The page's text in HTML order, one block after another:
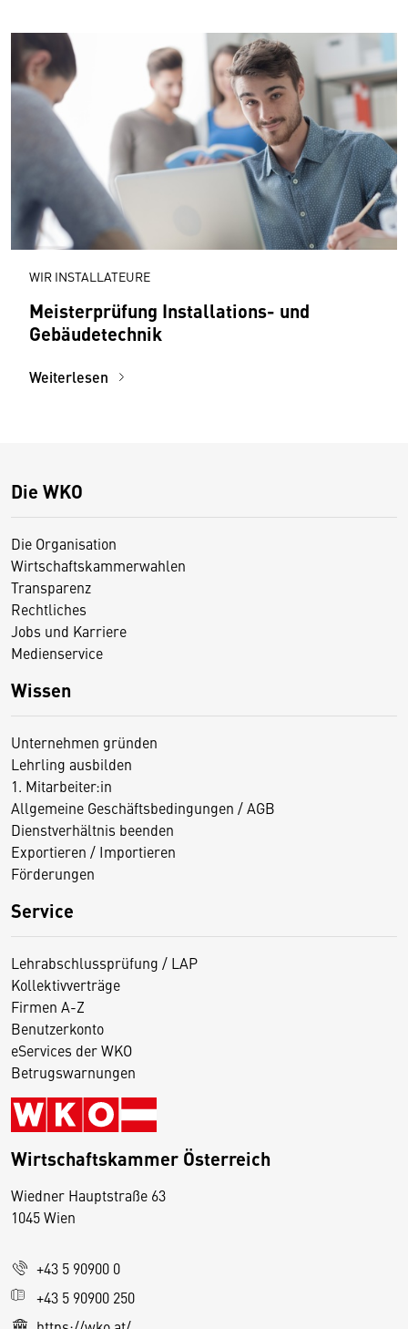
WIR INSTALLATEURE
Meisterprüfung Installations- und
Gebäudetechnik
Weiterlesen
Die WKO
Die Organisation
Wirtschaftskammerwahlen
Transparenz
Rechtliches
Jobs und Karriere
Medienservice
Wissen
Unternehmen gründen
Lehrling ausbilden
1. Mitarbeiter:in
Allgemeine Geschäftsbedingungen / AGB
Dienstverhältnis beenden
Exportieren / Importieren
Förderungen
Service
Lehrabschlussprüfung / LAP
Kollektivverträge
Firmen A-Z
Benutzerkonto
eServices der WKO
Betrugswarnungen
Wirtschaftskammer Österreich
Wiedner Hauptstraße 63
1045 Wien
+43 5 90900 0
+43 5 90900 250
D
s
e
S